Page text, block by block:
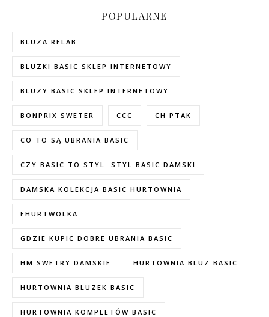
POPULARNE
BLUZA RELAB
BLUZKI BASIC SKLEP INTERNETOWY
BLUZY BASIC SKLEP INTERNETOWY
BONPRIX SWETER CCC CH PTAK
CO TO SĄ UBRANIA BASIC
CZY BASIC TO STYL. STYL BASIC DAMSKI
DAMSKA KOLEKCJA BASIC HURTOWNIA
EHURTWOLKA
GDZIE KUPIC DOBRE UBRANIA BASIC
HM SWETRY DAMSKIE HURTOWNIA BLUZ BASIC
HURTOWNIA BLUZEK BASIC
HURTOWNIA KOMPLETÓW BASIC